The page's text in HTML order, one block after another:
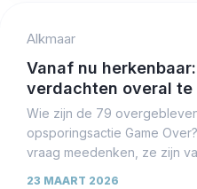
Alkmaar
Vanaf nu
verdachten overal te
Wie zijn de 79
opsporingsactie Game
vraag meedenken, ze zijn
23 MAART 2026